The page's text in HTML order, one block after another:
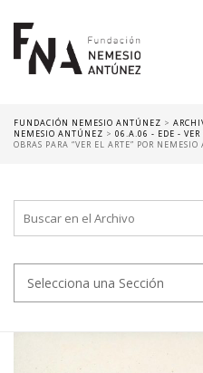
FUNDACIÓN NEMESIO ANTÚNEZ >
NEMESIO ANTÚNEZ > 06.A.06 - EDE -
OBRAS PARA “VER EL ARTE” POR